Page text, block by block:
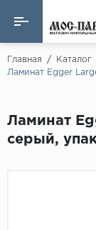
Назад
Кварц-винил
Главная / Каталог
Ламинат Egger
Ламинат
серый,